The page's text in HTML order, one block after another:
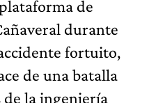
de
durante
fortuito,
de una batalla
la ingeniería